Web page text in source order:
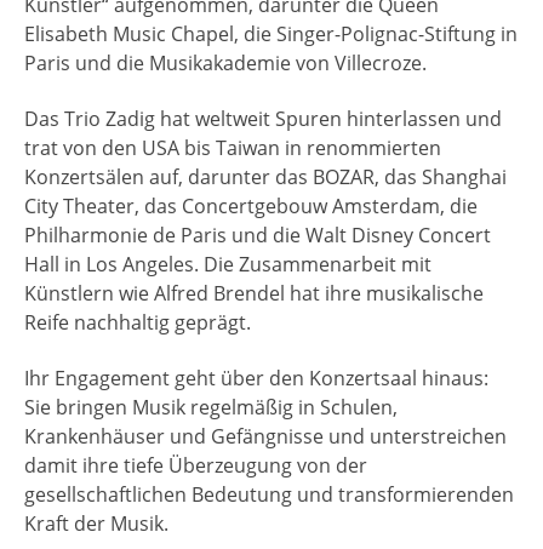
Elisabeth Music Chapel, die Singer-Polignac-Stiftung in
Paris und die Musikakademie von Villecroze.
Das Trio Zadig hat weltweit Spuren hinterlassen und
trat von den USA bis Taiwan in renommierten
Konzertsälen auf, darunter das BOZAR, das Shanghai
City Theater, das Concertgebouw Amsterdam, die
Philharmonie de Paris und die Walt Disney Concert
Hall in Los Angeles. Die Zusammenarbeit mit
Künstlern wie Alfred Brendel hat ihre musikalische
Reife nachhaltig geprägt.
Ihr Engagement geht über den Konzertsaal hinaus:
Sie bringen Musik regelmäßig in Schulen,
Krankenhäuser und Gefängnisse und unterstreichen
damit ihre tiefe Überzeugung von der
gesellschaftlichen Bedeutung und transformierenden
Kraft der Musik.